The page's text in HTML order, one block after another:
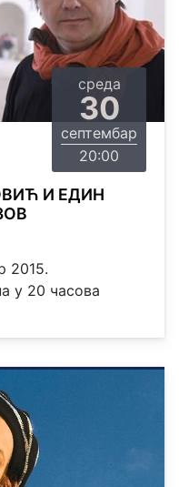
среда
30
септембар
20:00
И ЕДИН
2015.
у 20 часова